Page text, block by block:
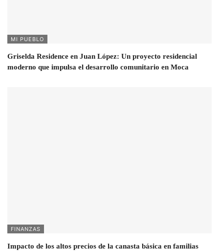
MI PUEBLO
Griselda Residence en Juan López: Un proyecto residencial
moderno que impulsa el desarrollo comunitario en Moca
FINANZAS
Impacto de los altos precios de la canasta básica en familias